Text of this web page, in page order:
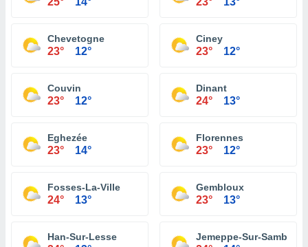
Chevetogne
23° 12°
Ciney
23° 12°
Couvin
23° 12°
Dinant
24° 13°
Eghezée
23° 14°
Florennes
23° 12°
Fosses-La-Ville
24° 13°
Gembloux
23° 13°
Han-Sur-Lesse Jemeppe-Sur-Sambre